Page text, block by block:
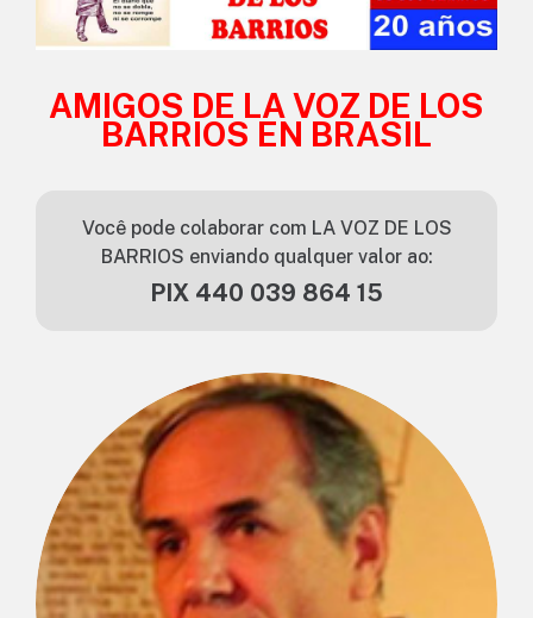
AMIGOS DE LA VOZ DE LOS
BARRIOS EN BRASIL
Você pode colaborar com LA VOZ DE LOS
BARRIOS enviando qualquer valor ao:
PIX 440 039 864 15